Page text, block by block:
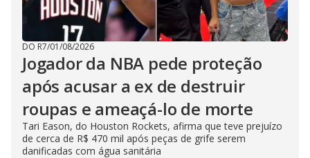
DO R7/01/08/2026
Jogador da NBA pede proteção
após acusar a ex de destruir
roupas e ameaçá-lo de morte
Tari Eason, do Houston Rockets, afirma que teve prejuízo
de cerca de R$ 470 mil após peças de grife serem
danificadas com água sanitária